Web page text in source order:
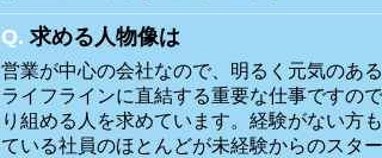
Q. 求める人物像は
営業が中心の会社なので、明るく元気のあ
ライフラインに直結する重要な仕事ですの
り組める人を求めています。経験がない方
ている社員のほとんどが未経験からのスタ